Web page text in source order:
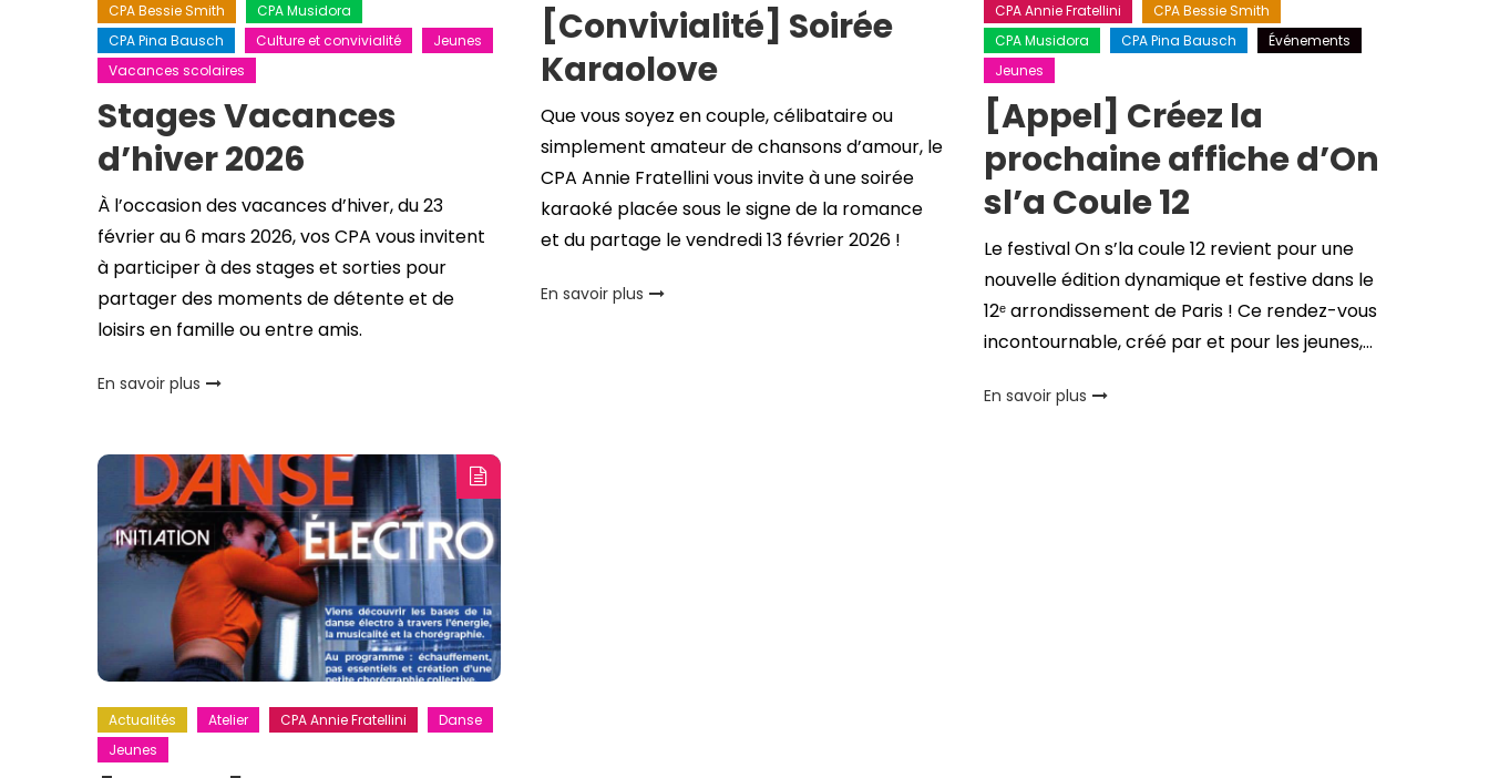
CPA Bessie Smith
CPA Musidora
CPA Pina Bausch
Culture et convivialité
Jeunes
Vacances scolaires
Stages Vacances
d’hiver 2026
À l’occasion des vacances d’hiver, du 23
février au 6 mars 2026, vos CPA vous invitent
à participer à des stages et sorties pour
partager des moments de détente et de
loisirs en famille ou entre amis.
En savoir plus
[Convivialité] Soirée
Karaolove
Que vous soyez en couple, célibataire ou
simplement amateur de chansons d’amour, le
CPA Annie Fratellini vous invite à une soirée
karaoké placée sous le signe de la romance
et du partage le vendredi 13 février 2026 !
En savoir plus
CPA Annie Fratellini
CPA Bessie Smith
CPA Musidora
CPA Pina Bausch
Événements
Jeunes
[Appel] Créez la
prochaine affiche d’On
sl’a Coule 12
Le festival On s’la coule 12 revient pour une
nouvelle édition dynamique et festive dans le
12ᵉ arrondissement de Paris ! Ce rendez-vous
incontournable, créé par et pour les jeunes,…
En savoir plus
Actualités Atelier CPA Annie Fratellini
Danse
Jeunes